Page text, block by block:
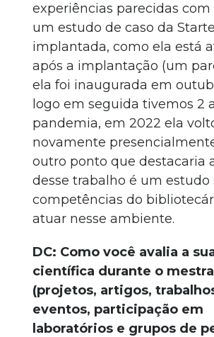
experiências parecidas com
um estudo de caso da
implantada, como ela está
após a implantação (um
ela foi inaugurada em
logo em seguida tivemos 2
pandemia, em 2022 ela
novamente
outro ponto que destacaria
desse trabalho é um estudo
competências do
atuar nesse ambiente.
DC: Como você avalia a
científica durante o
(projetos, artigos,
eventos, participação em
laboratórios e grupos de